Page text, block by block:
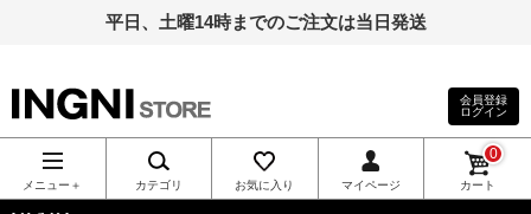
平日、土曜14時までのご注文は当日発送
INGNI（イン
グ）公式通
会員登録
ログイン
メニュー＋ カテゴリ お気に入り マイページ カート
0